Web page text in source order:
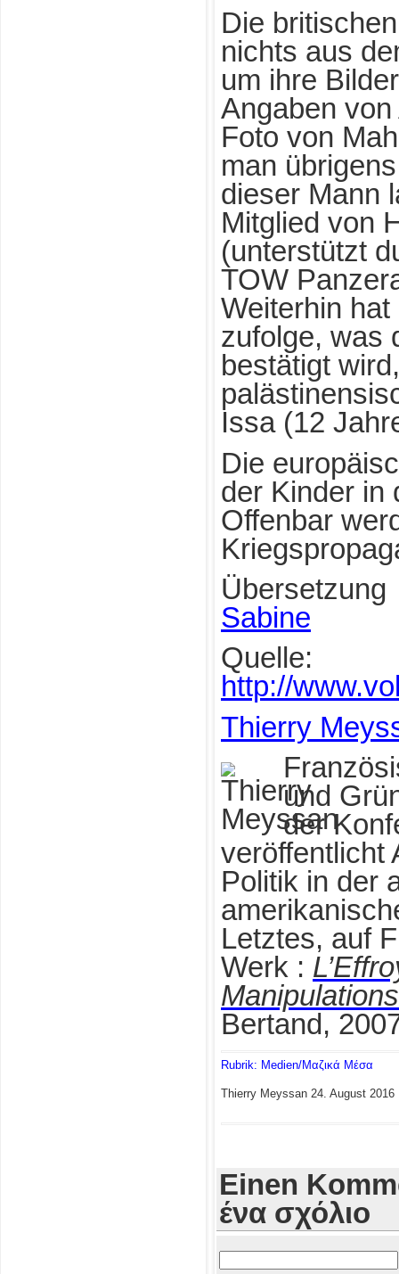
Die
nichts aus
um ihre
Angaben
Foto von
man
dieser Mann
Mitglied von
(unterstützt
TOW
Weiterhin
zufolge, was
bestätigt
Issa (12
Die
der Kinder in
Offenbar
Übersetzung
Sabine
Quelle:
http://
Thierry
und
der
veröffentlicht
Politik in der
Letztes, auf
Werk :
Bertand,
Rubrik: Medien/Μαζικά Μέσα
Thierry Meyssan 24. August 2016
Einen
ένα σχόλιο